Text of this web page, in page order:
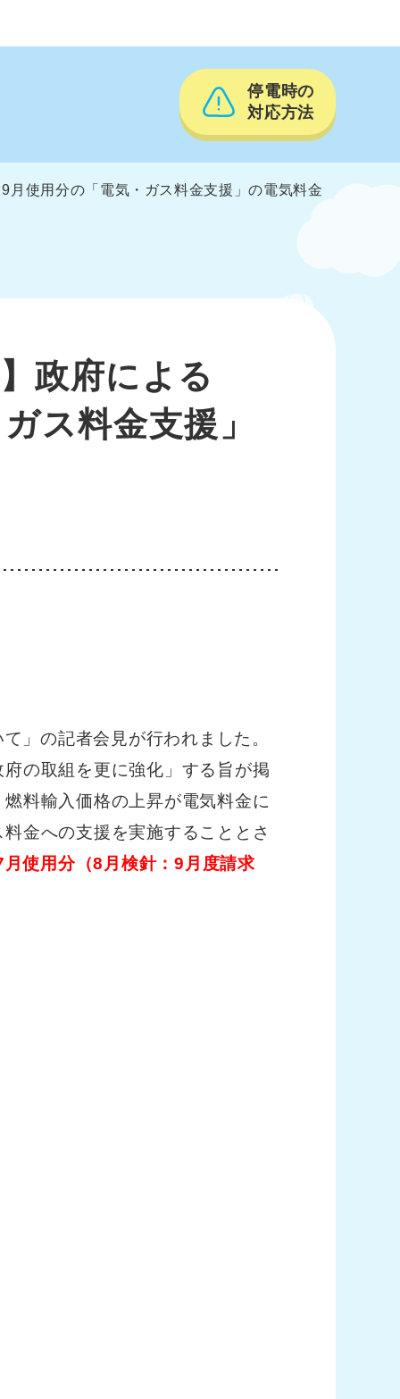
停電時の
対応方法
月使用分の「電気・ガス料金支援」の電気料金
政府による
ス料金支援」
」の記者会見が行われました。
の取組を更に強化」する旨が掲
料輸入価格の上昇が電気料金に
金への支援を実施することとさ
使用分（8月検針：9月度請求